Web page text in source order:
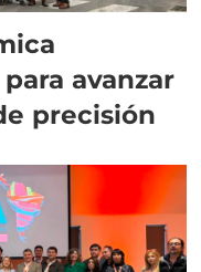
avanzar
precisión